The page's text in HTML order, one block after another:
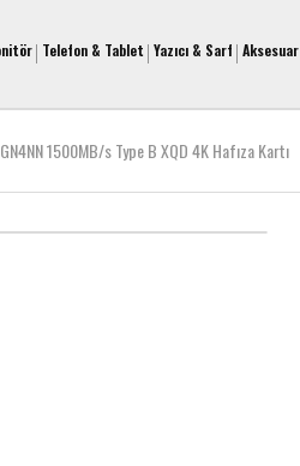
Telefon & Tablet Yazıcı & Sarf Aksesuar
1500MB/s Type B XQD 4K Hafıza Kartı